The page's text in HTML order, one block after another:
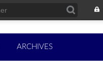
ARCHIVES